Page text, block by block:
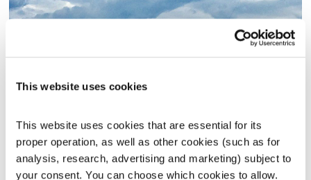
This website uses cookies
This website uses cookies that are essential for its
proper operation, as well as other cookies (such as for
analysis, research, advertising and marketing) subject to
your consent. You can choose which cookies to allow.
טיול שבת – 14.12.19
טיול שבת
מיכל גפן
14.12.19
01:58:12